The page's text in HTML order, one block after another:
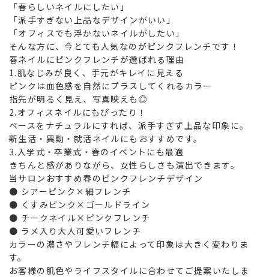
「春らしいネイルにしたい」
「派手すぎない上品なデザインがいい」
「オフィスでも浮かないネイルがしたい」
そんな方に、今とても人気なのがピンクフレンチです！
春ネイルにピンクフレンチが選ばれる理由
1.肌なじみが良く、手元がキレイに見える
ピンクは血色感を自然にプラスしてくれるカラー
指先が明るく見え、写真映えも◎
2.オフィスネイルにもぴったり！
ベースをナチュラルにすれば、派手すぎず上品な印象に。
新生活・異動・就活ネイルにもおすすめです。
3.入学式・卒業式・春のイベントにも最適
きちんと感がありながら、女性らしさも演出できます。
当サロンおすすめ春のピンクフレンチデザイン
● シアーピンク×細フレンチ
● くすみピンク×ゴールドライン
● チークネイル×ピンクフレンチ
● ラメ入り大人可愛いフレンチ
カラーの濃さやフレンチ幅によって印象は大きく変わりま
す。
お客様の肌色やライフスタイルに合わせてご提案いたしま